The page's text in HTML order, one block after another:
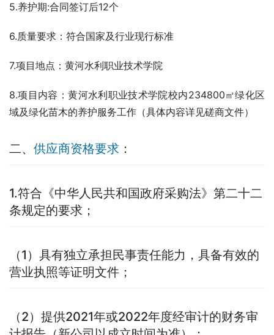
5.养护期:合同签订后12个
6.质量要求：符合国家及行业现行标准
7.项目地点：黄河水利职业技术学院
8.项目内容：黄河水利职业技术学院校内234800㎡绿化区
域及绿化苗木的养护服务工作（具体内容详见磋商文件）
二、 供应商资格要求 ：
1.符合《中华人民共和国政府采购法》第二十二
条规定的要求；
（1）具有独立承担民事责任能力，具备有效的
营业执照等证明文件；
（2）提供2021年或2022年度经审计的财务审